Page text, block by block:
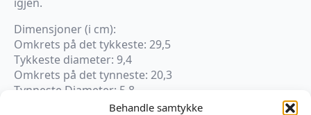
Behandle samtykke
Dimensjoner (i cm):
Omkrets på det tykkeste: 29,5
Tykkeste diameter: 9,4
Omkrets på det tynneste: 20,3
Tynneste Diameter: 5,8
Innførbar lengde: 17,8